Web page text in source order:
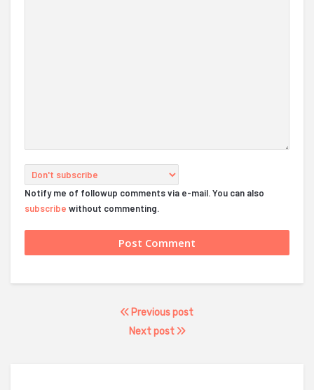
Notify me of followup comments via e-mail. You can also
subscribe without commenting.
Previous post
Next post